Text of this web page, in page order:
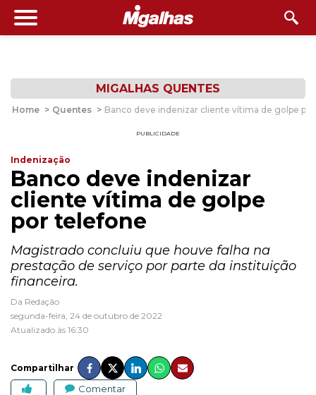
MIGALHAS QUENTES
Home > Quentes > Banco deve indenizar cliente vítima de golpe
PUBLICIDADE
Indenização
Banco deve indenizar
cliente vítima de golpe
por telefone
Magistrado concluiu que houve falha na
prestação de serviço por parte da instituição
financeira.
Da Redação
segunda-feira, 24 de outubro de 2022
Atualizado às 16:30
Compartilhar
Comentar